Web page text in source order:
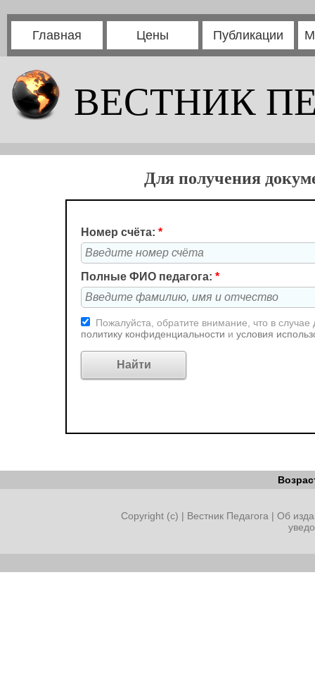
Главная Цены Публикации
ВЕСТНИК
Для получения
Номер счёта: *
Полные ФИО педагога: *
Пожалуйста, обратите внимание, что в
политику конфиденциальности и условия
Copyright (c) | Вестник Педагога | Об